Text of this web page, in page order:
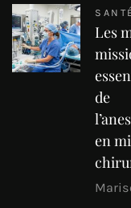
SANTÉ
Les
de
en